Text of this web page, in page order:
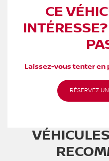
CE
Laissez-vous tenter en
RÉSERVEZ